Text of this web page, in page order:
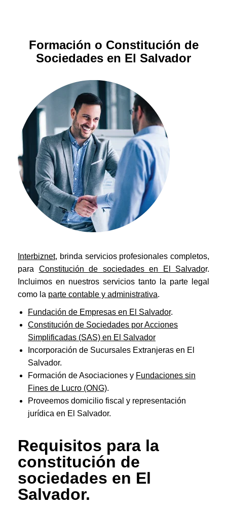
Formación o Constitución de
Sociedades en El Salvador
Interbiznet, brinda servicios profesionales completos,
para Constitución de sociedades en El Salvador.
Incluimos en nuestros servicios tanto la parte legal
como la parte contable y administrativa.
Fundación de Empresas en El Salvador.
Constitución de Sociedades por Acciones
Simplificadas (SAS) en El Salvador
Incorporación de Sucursales Extranjeras en El
Salvador.
Formación de Asociaciones y Fundaciones sin
Fines de Lucro (ONG).
Proveemos domicilio fiscal y representación
jurídica en El Salvador.
Requisitos para la
constitución de
sociedades en El
Salvador.